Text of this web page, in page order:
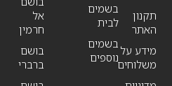
תקנון
האתר
מידע על
משלוחים
בשמים
לבית
בשמים
נוספים
אל
חרמין
בושם
ברברי